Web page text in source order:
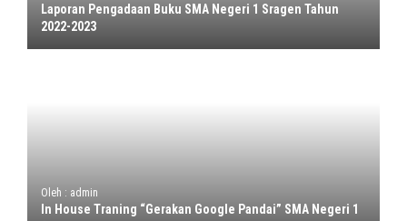
Laporan Pengadaan Buku SMA Negeri 1 Sragen Tahun
2022-2023
Oleh : admin
In House Traning “Gerakan Google Pandai” SMA Negeri 1